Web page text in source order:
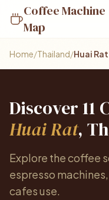
Coffee Machine
Map
Home/Thailand/Huai Rat
Discover 11
Huai Rat,
Explore the coffee
espresso
cafes use.